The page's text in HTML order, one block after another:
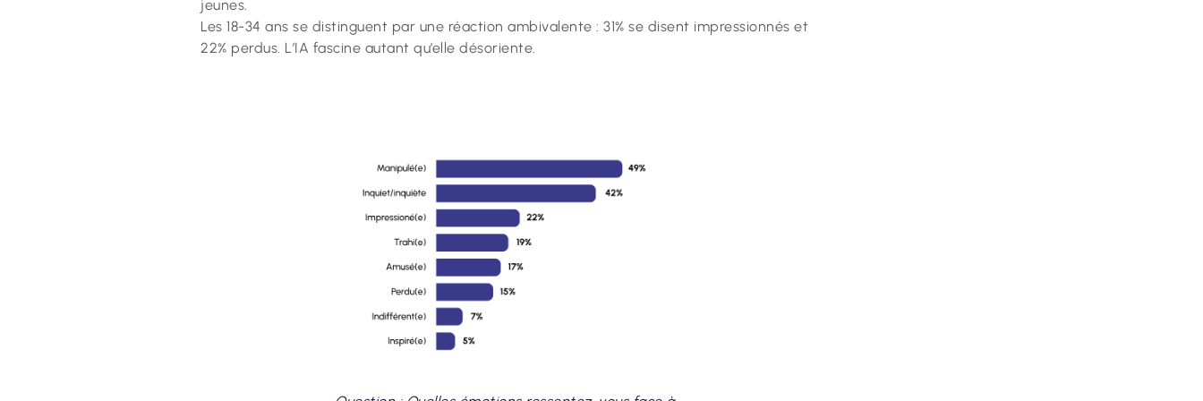
jeunes.
Les 18-34 ans se distinguent par une réaction ambivalente : 31% se disent impressionnés et
22% perdus. L’IA fascine autant qu’elle désoriente.